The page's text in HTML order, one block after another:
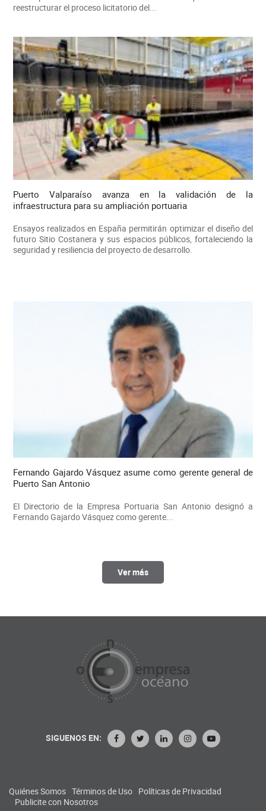
reestructurar el proceso licitatorio del...
Puerto Valparaíso avanza en la validación de la
infraestructura para su ampliación portuaria
Ensayos realizados en España permitirán optimizar el diseño del
futuro Sitio Costanera y sus espacios públicos, fortaleciendo la
seguridad y resiliencia del proyecto de desarrollo.
Fernando Gajardo Vásquez asume como gerente general de
Puerto San Antonio
El Directorio de la Empresa Portuaria San Antonio designó a
Fernando Gajardo Vásquez como gerente...
Ver más
SIGUENOS EN:
Quiénes Somos Términos de Uso Políticas de Privacidad
Publicite con Nosotros